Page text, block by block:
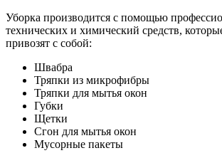
Уборка производится с помощью
технических и химический средств,
привозят с собой:
Швабра
Тряпки из микрофибры
Тряпки для мытья окон
Губки
Щетки
Сгон для мытья окон
Мусорные пакеты